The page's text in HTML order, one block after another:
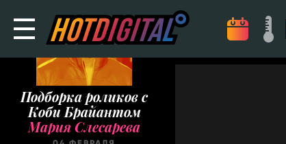
Подборка роликов с
Коби Брайантом
Мария Слесарева
04 ФЕВРАЛЯ